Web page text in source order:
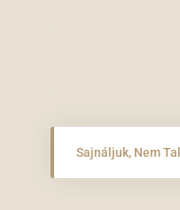
Sajnáljuk, Nem